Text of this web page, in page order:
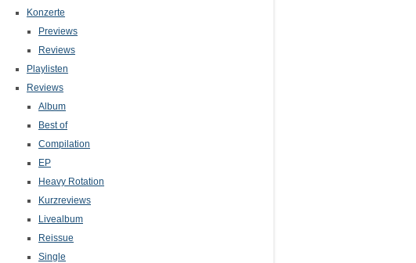
Konzerte
Previews
Reviews
Playlisten
Reviews
Album
Best of
Compilation
EP
Heavy Rotation
Kurzreviews
Livealbum
Reissue
Single